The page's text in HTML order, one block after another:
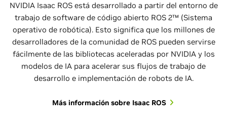
NVIDIA Isaac ROS está desarrollado a partir del entorno de
trabajo de software de código abierto ROS 2™ (Sistema
operativo de robótica). Esto significa que los millones de
desarrolladores de la comunidad de ROS pueden servirse
fácilmente de las bibliotecas aceleradas por NVIDIA y los
modelos de IA para acelerar sus flujos de trabajo de
desarrollo e implementación de robots de IA.
Más información sobre Isaac ROS